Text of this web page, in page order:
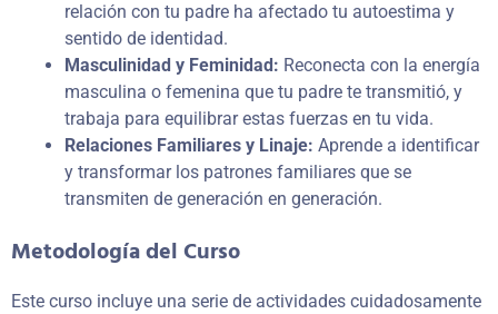
relación con tu padre ha afectado tu autoestima y
sentido de identidad.
Masculinidad y Feminidad: Reconecta con la energía
masculina o femenina que tu padre te transmitió, y
trabaja para equilibrar estas fuerzas en tu vida.
Relaciones Familiares y Linaje: Aprende a identificar
y transformar los patrones familiares que se
transmiten de generación en generación.
Metodología del Curso
Este curso incluye una serie de actividades cuidadosamente